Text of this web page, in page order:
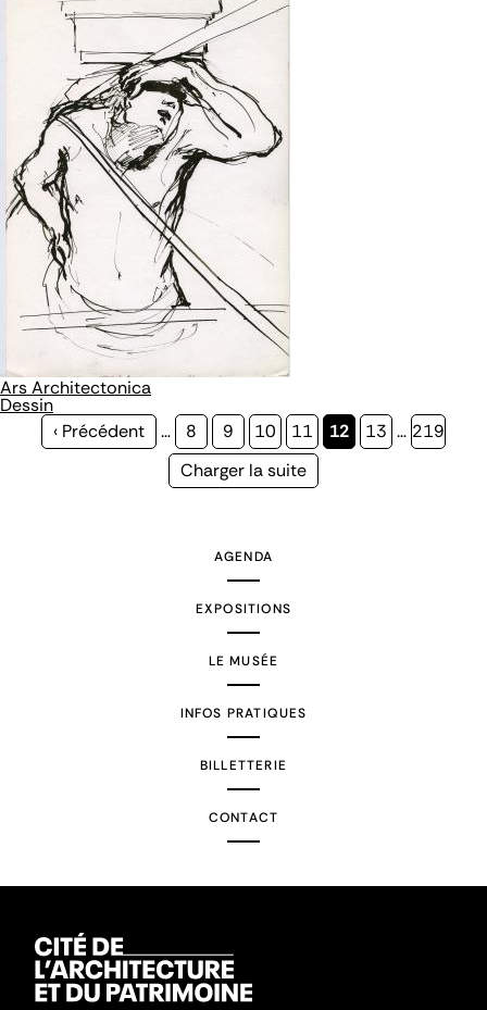
Ars Architectonica
Dessin
Page
‹ Précédent … Page
8 Page
9 Page
10 Page
11
Page
12 Page
13 … Page
219
Page
Charger la suite
AGENDA
EXPOSITIONS
LE MUSÉE
INFOS PRATIQUES
BILLETTERIE
CONTACT